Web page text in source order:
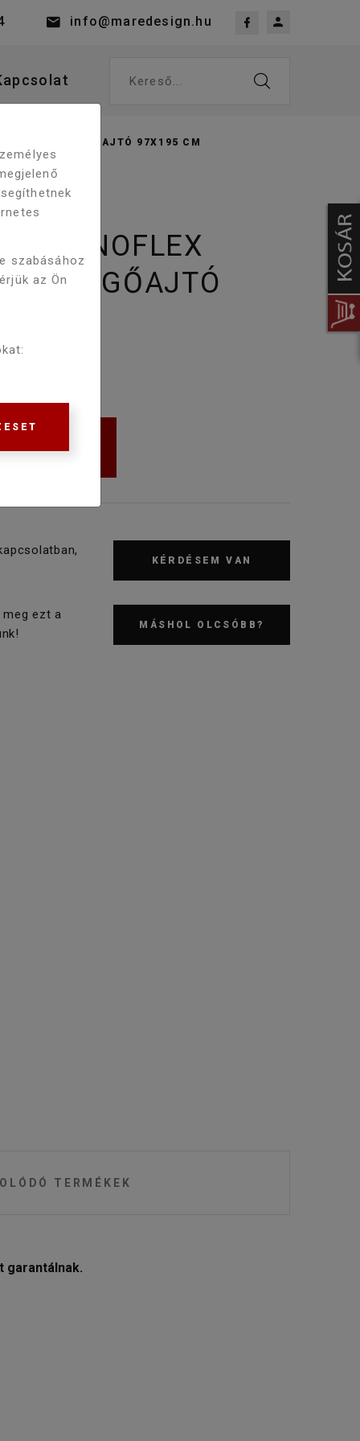
info@maredesign.hu
Kereső...
MD100 LENGŐAJTÓ 97X195 CM
SANOFLEX
LENGŐAJTÓ
KÉRDÉSEM VAN
ezt a
MÁSHOL OLCSÓBB?
TERMÉKEK
garantálnak.
szabásához
az Ön